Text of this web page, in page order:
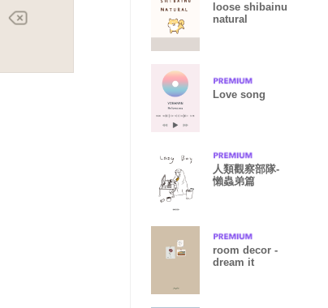
loose shibainu
natural
Love song
人類觀察部隊-
懶蟲弟篇
room decor -
dream it